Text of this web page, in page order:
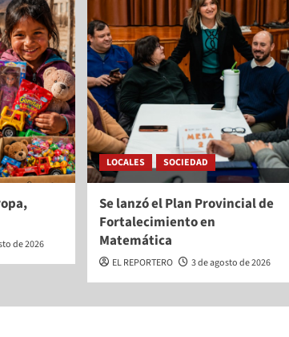
de 2026
LOCALES SOCIEDAD
Se lanzó el Plan Provincial de
Fortalecimiento en
Matemática
EL REPORTERO 3 de agosto de 2026